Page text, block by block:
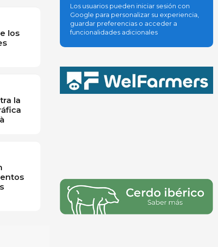
los
la
Los usuarios pueden iniciar sesión con
Google para personalizar su experiencia,
guardar preferencias o acceder a
funcionalidades adicionales